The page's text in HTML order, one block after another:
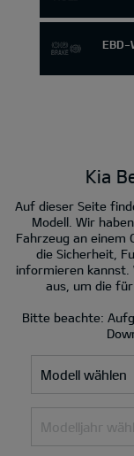
EBD-
Kia
Auf dieser Seite
Modell. Wir
Fahrzeug an einem
die Sicherheit,
informieren kannst.
aus, um die
Bitte beachte:
Modell wählen
Modelljahr